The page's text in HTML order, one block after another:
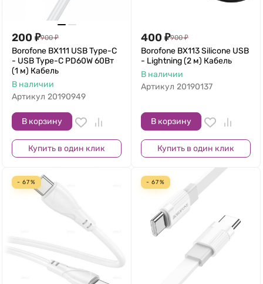
200 ₽900 ₽
Borofone BX111 USB Type-C
- USB Type-C PD60W 60Вт
(1 м) Кабель
В наличии
Артикул 20190949
В корзину
Купить в один клик
400 ₽900 ₽
Borofone BX113 Silicone USB
- Lightning (2 м) Кабель
В наличии
Артикул 20190137
В корзину
Купить в один клик
- 67% - 67%